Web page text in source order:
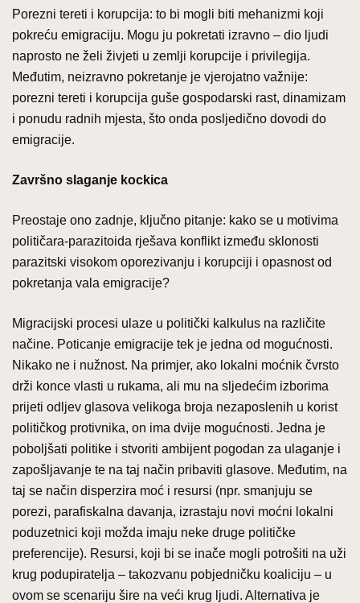
Porezni tereti i korupcija: to bi mogli biti mehanizmi koji
pokreću emigraciju. Mogu ju pokretati izravno – dio ljudi
naprosto ne želi živjeti u zemlji korupcije i privilegija.
Međutim, neizravno pokretanje je vjerojatno važnije:
porezni tereti i korupcija guše gospodarski rast, dinamizam
i ponudu radnih mjesta, što onda posljedično dovodi do
emigracije.
Završno slaganje kockica
Preostaje ono zadnje, ključno pitanje: kako se u motivima
političara-parazitoida rješava konflikt između sklonosti
parazitski visokom oporezivanju i korupciji i opasnost od
pokretanja vala emigracije?
Migracijski procesi ulaze u politički kalkulus na različite
načine. Poticanje emigracije tek je jedna od mogućnosti.
Nikako ne i nužnost. Na primjer, ako lokalni moćnik čvrsto
drži konce vlasti u rukama, ali mu na sljedećim izborima
prijeti odljev glasova velikoga broja nezaposlenih u korist
političkog protivnika, on ima dvije mogućnosti. Jedna je
poboljšati politike i stvoriti ambijent pogodan za ulaganje i
zapošljavanje te na taj način pribaviti glasove. Međutim, na
taj se način disperzira moć i resursi (npr. smanjuju se
porezi, parafiskalna davanja, izrastaju novi moćni lokalni
poduzetnici koji možda imaju neke druge političke
preferencije). Resursi, koji bi se inače mogli potrošiti na uži
krug podupiratelja – takozvanu pobjedničku koaliciju – u
ovom se scenariju šire na veći krug ljudi. Alternativa je